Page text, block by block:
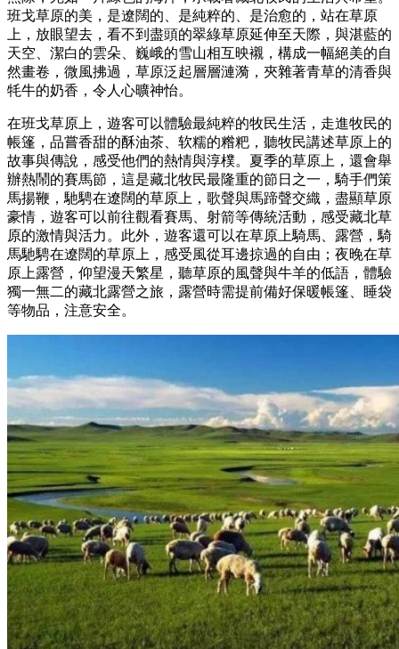
班戈草原的美，是遼闊的、是純粹的、是治愈的，站在草原
上，放眼望去，看不到盡頭的翠綠草原延伸至天際，與湛藍的
天空、潔白的雲朵、巍峨的雪山相互映襯，構成一幅絕美的自
然畫卷，微風拂過，草原泛起層層漣漪，夾雜著青草的清香與
牦牛的奶香，令人心曠神怡。
在班戈草原上，遊客可以體驗最純粹的牧民生活，走進牧民的
帳篷，品嘗香甜的酥油茶、软糯的糌粑，聽牧民講述草原上的
故事與傳說，感受他們的熱情與淳樸。夏季的草原上，還會舉
辦熱鬧的賽馬節，這是藏北牧民最隆重的節日之一，騎手們策
馬揚鞭，馳騁在遼闊的草原上，歌聲與馬蹄聲交織，盡顯草原
豪情，遊客可以前往觀看賽馬、射箭等傳統活動，感受藏北草
原的激情與活力。此外，遊客還可以在草原上騎馬、露營，騎
馬馳騁在遼闊的草原上，感受風從耳邊掠過的自由；夜晚在草
原上露營，仰望漫天繁星，聽草原的風聲與牛羊的低語，體驗
獨一無二的藏北露營之旅，露營時需提前備好保暖帳篷、睡袋
等物品，注意安全。